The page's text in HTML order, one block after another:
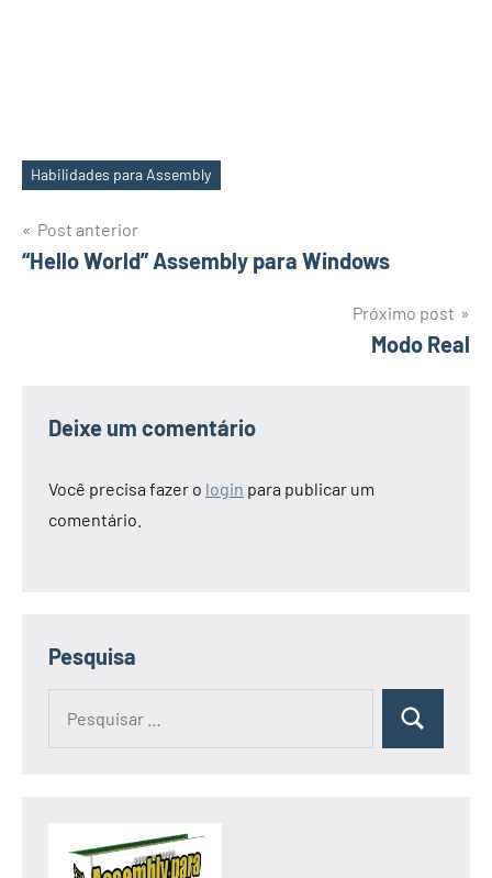
Tags
Habilidades para Assembly
Navegação
de
Post anterior
“Hello World” Assembly para Windows
Próximo post
Modo Real
Deixe um comentário
Você precisa fazer o login para publicar um
comentário.
Pesquisa
Pesquisa